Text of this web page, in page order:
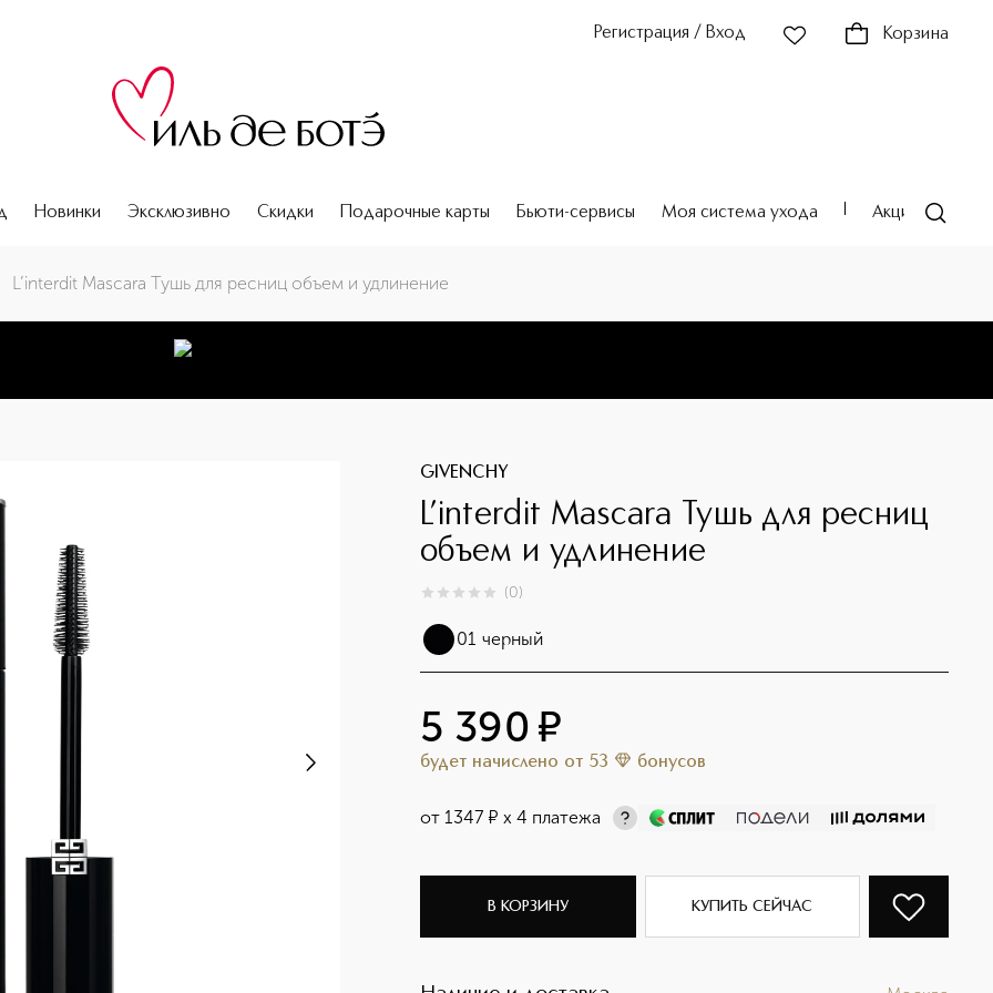
Регистрация / Вход Корзина
Новинки Эксклюзивно Скидки Подарочные карты Бьюти-сервисы Моя система ухода Акции
L’interdit Mascara Тушь для ресниц объем и удлинение
GIVENCHY
L’interdit Mascara Тушь для ресниц
объем и удлинение
0из 0 (0)
01 черный
5 390 ¤
будет начислено от 53 бонусов
от 1347 ¤ х 4 платежа
В КОРЗИНУ КУПИТЬ СЕЙЧАС